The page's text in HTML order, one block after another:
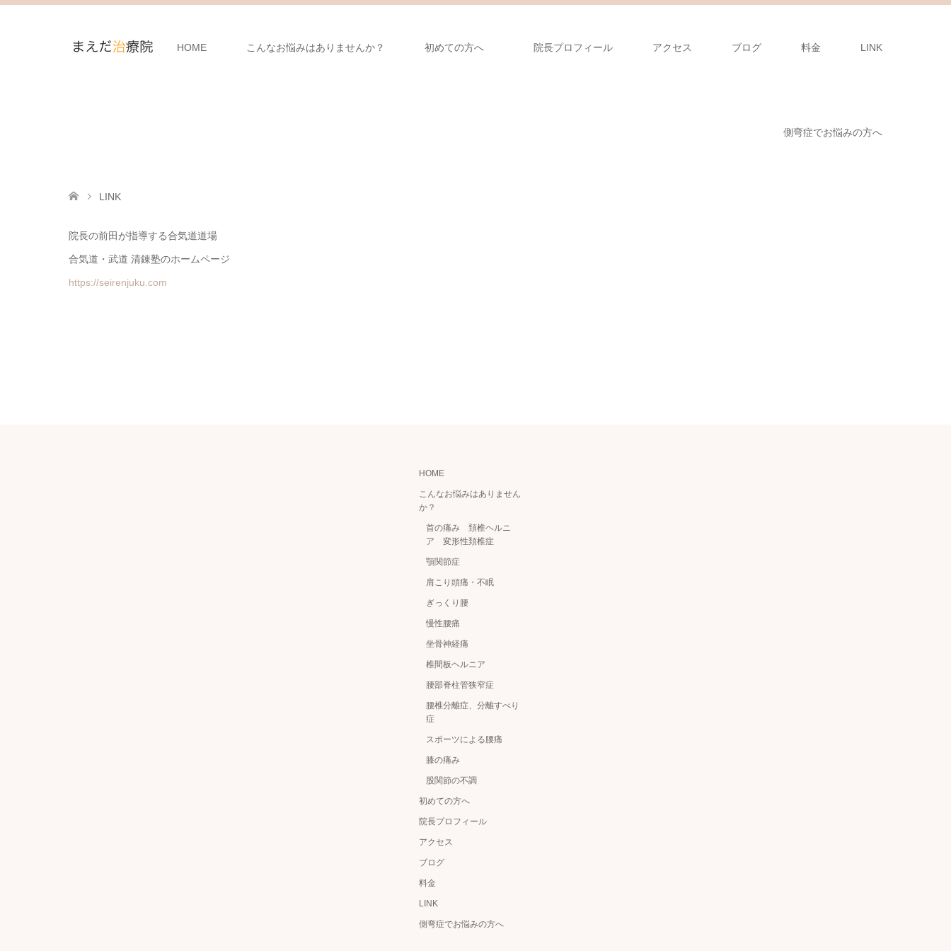
HOME こんなお悩みはありませんか？ 初めての方へ 院長プロフィール アクセス ブログ 料金 LINK
側弯症でお悩みの方へ
LINK
院長の前田が指導する合気道道場
合気道・武道 清錬塾のホームページ
https://seirenjuku.com
HOME
こんなお悩みはありません
か？
首の痛み 頚椎ヘルニ
ア 変形性頚椎症
顎関節症
肩こり頭痛・不眠
ぎっくり腰
慢性腰痛
坐骨神経痛
椎間板ヘルニア
腰部脊柱管狭窄症
腰椎分離症、分離すべり
症
スポーツによる腰痛
膝の痛み
股関節の不調
初めての方へ
院長プロフィール
アクセス
ブログ
料金
LINK
側弯症でお悩みの方へ